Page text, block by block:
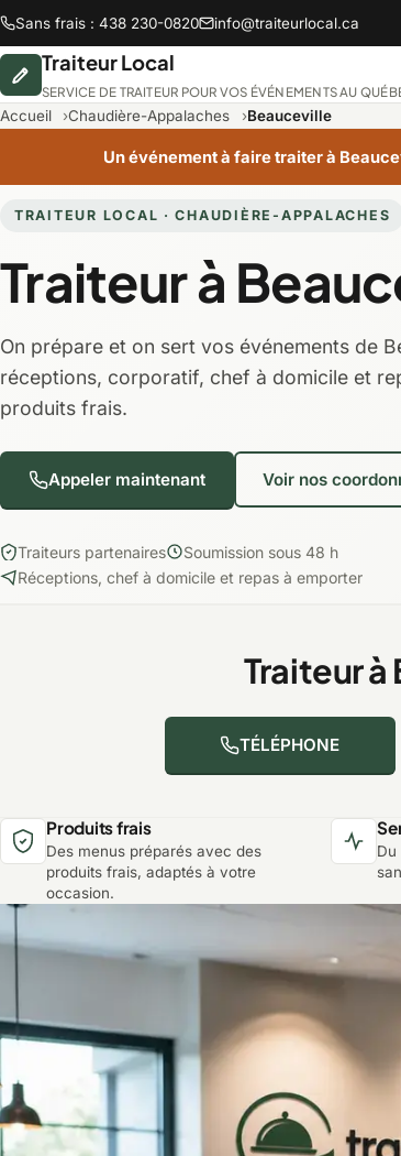
Sans frais : 438 230-0820 info@traiteurlocal.ca
Traiteur Local
SERVICE DE TRAITEUR POUR VOS ÉVÉNEMENTS AU
Abitibi-
Chaudière-
Lanaudière
Saguenay-Lac-
Accueil Chaudière-Appalaches Beauceville
Un événement à faire traiter à
TRAITEUR LOCAL · CHAUDIÈRE-APPALACHES
Traiteur à
On prépare et on sert vos événements de
réceptions, corporatif, chef à domicile et
produits frais.
Appeler maintenant Voir nos
Traiteurs partenaires
Soumission sous 48 h
Réceptions, chef à domicile et repas à emporter
Traiteur
TÉLÉPHONE
Produits frais
Des menus préparés avec des
produits frais, adaptés à votre
occasion.